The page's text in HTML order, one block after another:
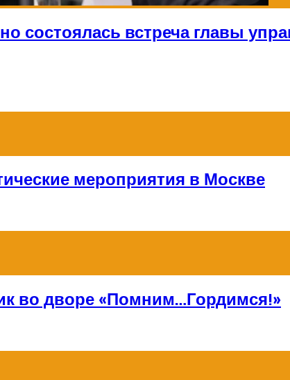
состоялась встреча главы
мероприятия в Москве
во дворе «Помним…Гордимся!»